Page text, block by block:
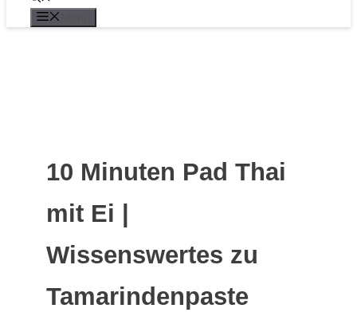
10 Minuten Pad Thai
mit Ei |
Wissenswertes zu
Tamarindenpaste